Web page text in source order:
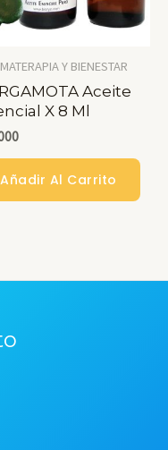
Y BIENESTAR
Aceite
X 8 Ml
Añadir Al Carrito